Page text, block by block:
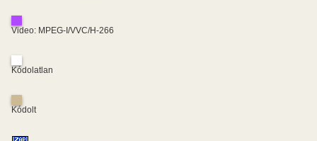
Video: MPEG-I/VVC/H-266
Kódolatlan
Kódolt